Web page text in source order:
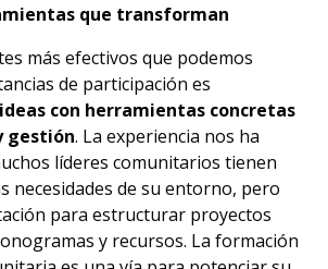
que transforman
más efectivos que podemos
de participación es
con herramientas concretas
gestión. La experiencia nos ha
líderes comunitarios tienen
necesidades de su entorno, pero
para estructurar proyectos
y recursos. La formación